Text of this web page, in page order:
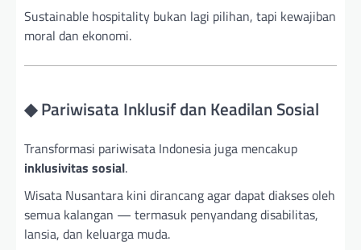
Sustainable hospitality bukan lagi pilihan, tapi kewajiban
moral dan ekonomi.
◆ Pariwisata Inklusif dan Keadilan Sosial
Transformasi pariwisata Indonesia juga mencakup
inklusivitas sosial.
Wisata Nusantara kini dirancang agar dapat diakses oleh
semua kalangan — termasuk penyandang disabilitas,
lansia, dan keluarga muda.